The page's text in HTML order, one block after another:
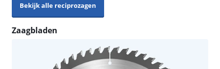
Bekijk alle reciprozagen
Zaagbladen